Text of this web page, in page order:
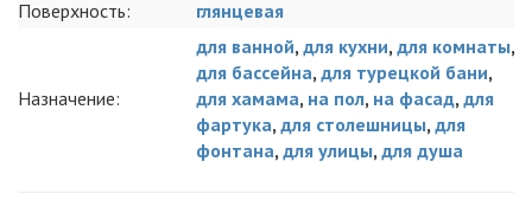
Поверхность:
глянцевая
Назначение:
для ванной, для кухни, для комнаты,
для бассейна, для турецкой бани,
для хамама, на пол, на фасад, для
фартука, для столешницы, для
фонтана, для улицы, для душа